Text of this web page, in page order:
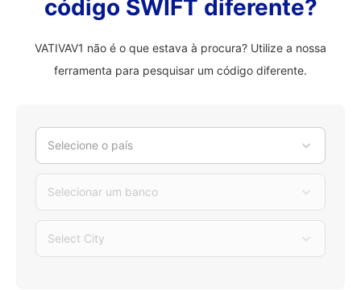
código SWIFT diferente?
VATIVAV1 não é o que estava à procura? Utilize a nossa
ferramenta para pesquisar um código diferente.
Selecione o país
Selecionar um banco
Select City